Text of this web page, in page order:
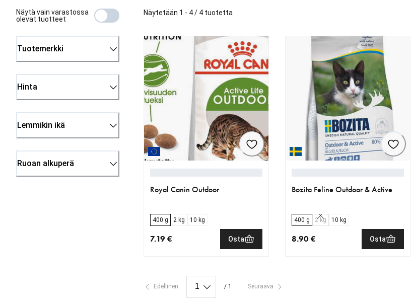
Palvelut
Näytä vain varastossa
olevat tuotteet
Tuotemerkki
Hinta
Lemmikin ikä
Ruoan alkuperä
Näytetään 1 - 4 / 4 tuotetta
Royal Canin Outdoor
400 g 2 kg 10 kg
7.19 € Osta
Bozita Feline Outdoor & Active
400 g 2 kg 10 kg
8.90 € Osta
Edellinen / 1 Seuraava